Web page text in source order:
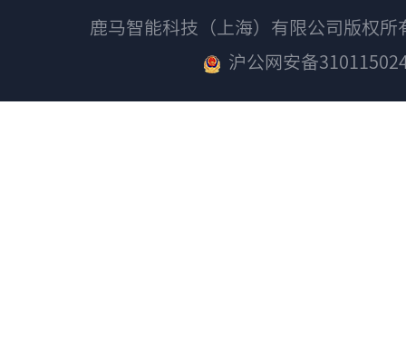
鹿马智能科技（上海）有限公司版权
沪公网安备